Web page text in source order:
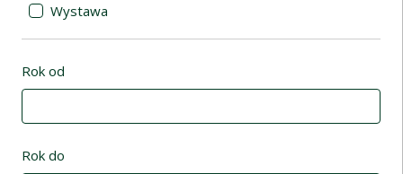
Wystawa
Rok od
Rok do